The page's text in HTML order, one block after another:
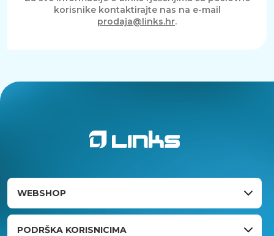
korisnike kontaktirajte nas na e-mail
prodaja@links.hr.
WEBSHOP
PODRŠKA KORISNICIMA